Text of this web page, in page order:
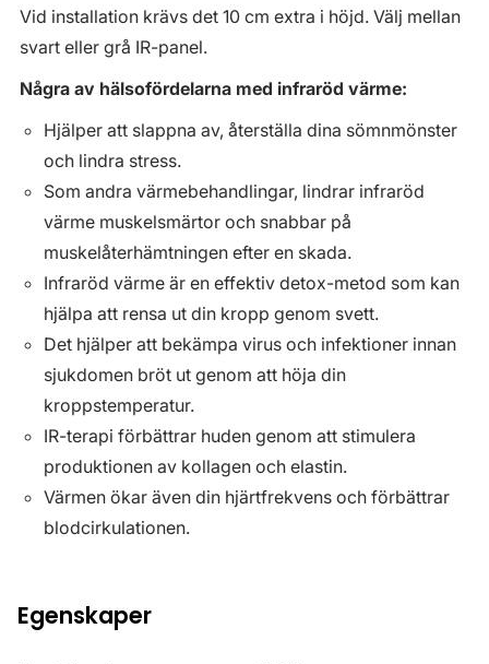
Vid installation krävs det 10 cm extra i höjd. Välj mellan
svart eller grå IR-panel.
Några av hälsofördelarna med infraröd värme:
Hjälper att slappna av, återställa dina sömnmönster
och lindra stress.
Som andra värmebehandlingar, lindrar infraröd
värme muskelsmärtor och snabbar på
muskelåterhämtningen efter en skada.
Infraröd värme är en effektiv detox-metod som kan
hjälpa att rensa ut din kropp genom svett.
Det hjälper att bekämpa virus och infektioner innan
sjukdomen bröt ut genom att höja din
kroppstemperatur.
IR-terapi förbättrar huden genom att stimulera
produktionen av kollagen och elastin.
Värmen ökar även din hjärtfrekvens och förbättrar
blodcirkulationen.
Egenskaper